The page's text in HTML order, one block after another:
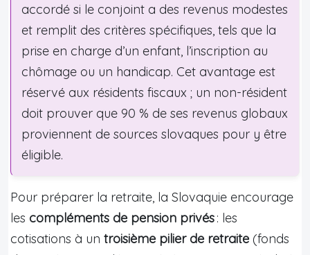
accordé si le conjoint a des revenus modestes
et remplit des critères spécifiques, tels que la
prise en charge d’un enfant, l’inscription au
chômage ou un handicap. Cet avantage est
réservé aux résidents fiscaux ; un non-résident
doit prouver que 90 % de ses revenus globaux
proviennent de sources slovaques pour y être
éligible.
Pour préparer la retraite, la Slovaquie encourage
les compléments de pension privés: les
cotisations à un troisième pilier de retraite (fonds